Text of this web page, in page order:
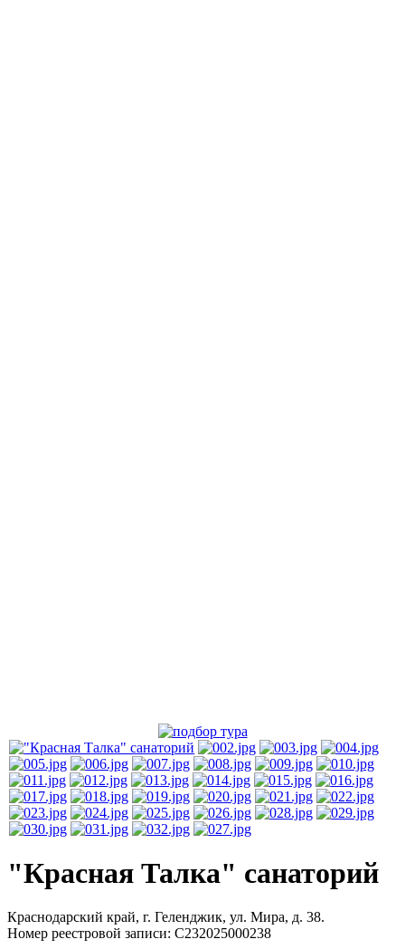
"Красная Талка" санаторий
Краснодарский край, г. Геленджик, ул. Мира, д. 38.
Номер реестровой записи: С232025000238